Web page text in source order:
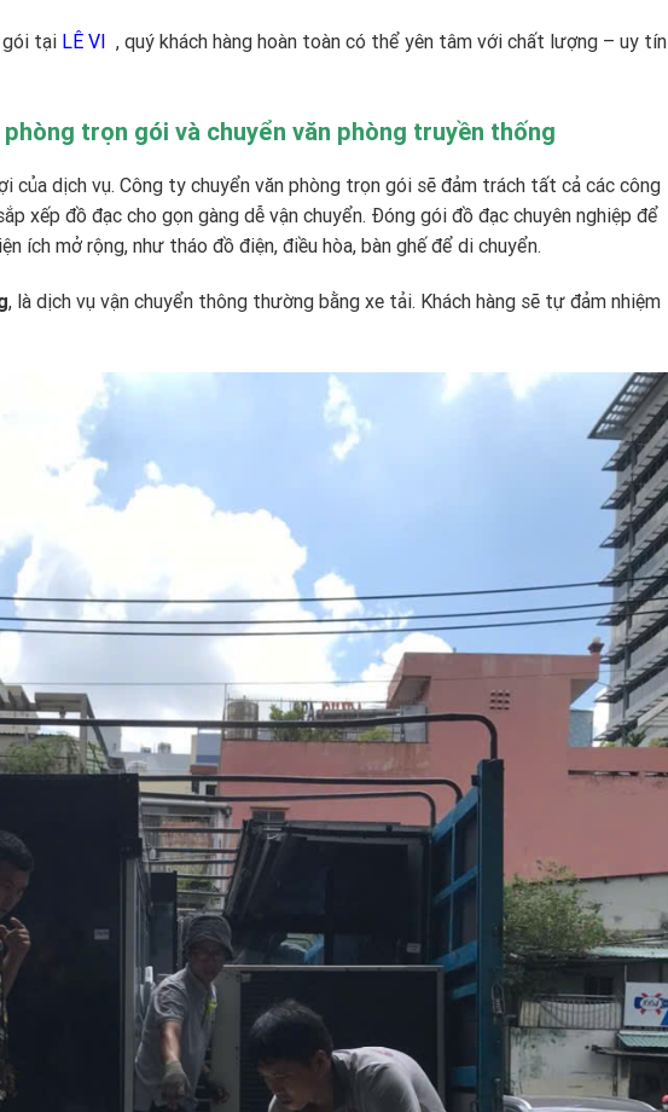
gói tại LÊ VI , quý khách hàng hoàn toàn có thể yên tâm với chất lượng – uy tín
trọn gói và chuyển văn phòng truyền thống
của dịch vụ. Công ty chuyển văn phòng trọn gói sẽ đảm trách tất cả các công
xếp đồ đạc cho gọn gàng dễ vận chuyển. Đóng gói đồ đạc chuyên nghiệp để
ích mở rộng, như tháo đồ điện, điều hòa, bàn ghế để di chuyển.
, là dịch vụ vận chuyển thông thường bằng xe tải. Khách hàng sẽ tự đảm nhiệm